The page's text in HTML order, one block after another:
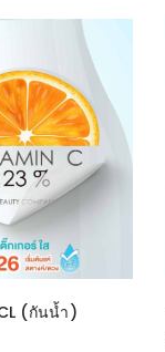
OPTIONS
(กันน้ำ)